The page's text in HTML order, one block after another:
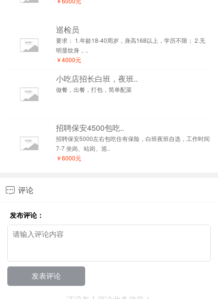
巡检员
要求： 1.年龄18-40周岁，身高168以上，学历不限； 2.无
明显纹身，..
￥4000元
小吃店招长白班，夜班..
做餐，出餐，打包，简单配菜
招聘保安4500包吃..
招聘保安5000左右包吃住有保险，白班夜班自选，工作时间
7-7 坐岗、站岗、巡..
￥6000元
 评论
发布评论：